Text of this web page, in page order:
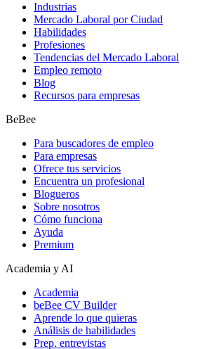
Industrias
Mercado Laboral por Ciudad
Habilidades
Profesiones
Tendencias del Mercado Laboral
Empleo remoto
Blog
Recursos para empresas
BeBee
Para buscadores de empleo
Para empresas
Ofrece tus servicios
Encuentra un profesional
Blogueros
Sobre nosotros
Cómo funciona
Ayuda
Premium
Academia y AI
Academia
beBee CV Builder
Aprende lo que quieras
Análisis de habilidades
Prep. entrevistas